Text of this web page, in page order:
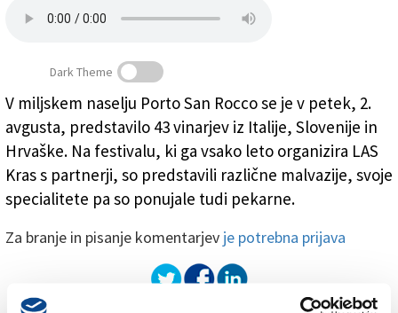
Zadruga PD
Dark Theme
V miljskem naselju Porto San Rocco se je v petek, 2.
avgusta, predstavilo 43 vinarjev iz Italije, Slovenije in
Hrvaške. Na festivalu, ki ga vsako leto organizira LAS
Kras s partnerji, so predstavili različne malvazije, svoje
specialitete pa so ponujale tudi pekarne.
Za branje in pisanje komentarjev je potrebna prijava